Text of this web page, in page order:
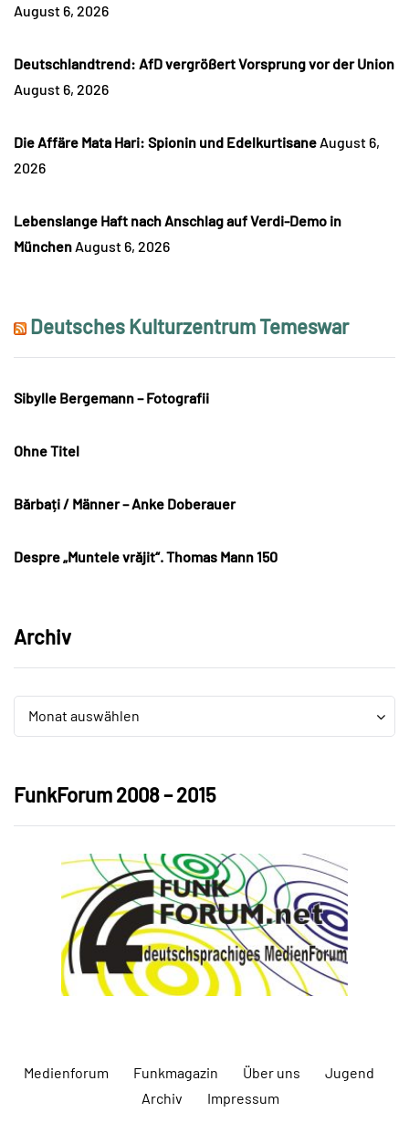
August 6, 2026
Deutschlandtrend: AfD vergrößert Vorsprung vor der Union
August 6, 2026
Die Affäre Mata Hari: Spionin und Edelkurtisane August 6,
2026
Lebenslange Haft nach Anschlag auf Verdi-Demo in
München August 6, 2026
Deutsches Kulturzentrum Temeswar
Sibylle Bergemann – Fotografii
Ohne Titel
Bărbați / Männer – Anke Doberauer
Despre „Muntele vrăjit“. Thomas Mann 150
Archiv
Monat auswählen
Archiv
FunkForum 2008 – 2015
Medienforum Funkmagazin Über uns
Jugend
Archiv
Impressum